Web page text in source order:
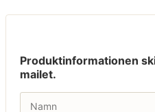
Produktinformationen
mailet.